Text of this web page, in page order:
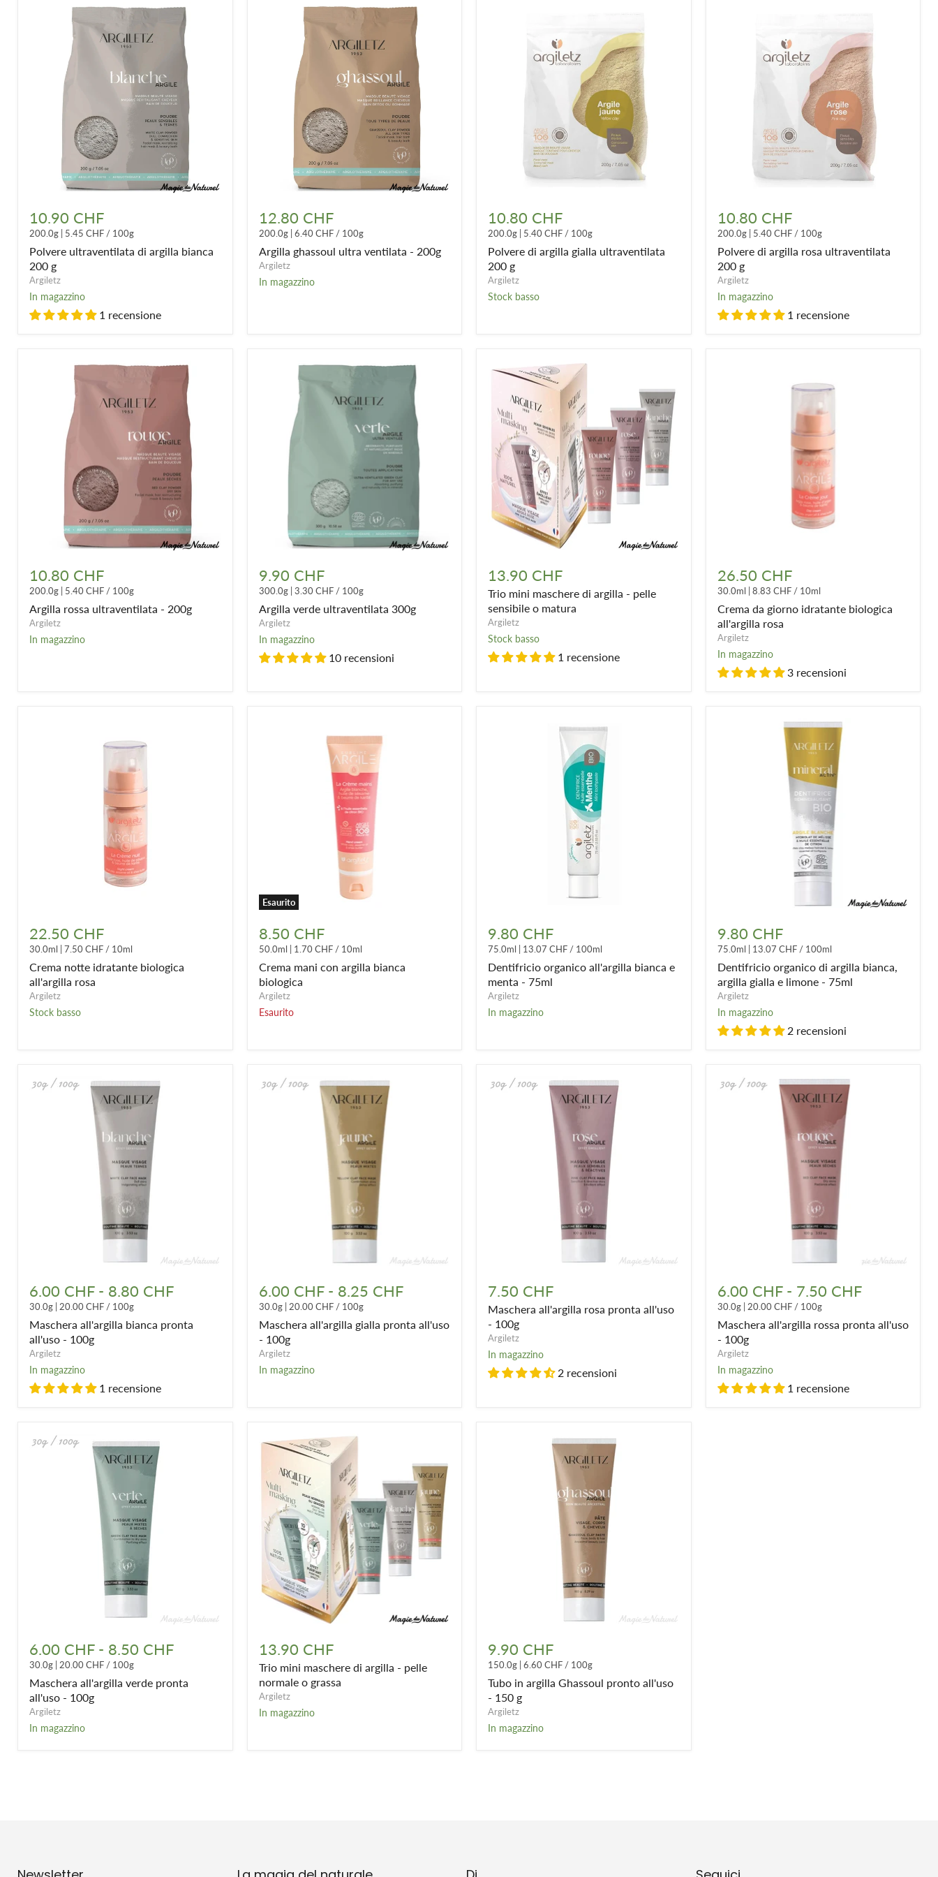
ultraventilata
di
argilla
bianca
200
g
10.90 CHF
200.0g | 5.45 CHF / 100g
Polvere ultraventilata di argilla bianca
200 g
Argiletz
In magazzino
1 recensione
ghassoul
ultra
ventilata
-
200g
12.80 CHF
200.0g| 6.40 CHF/ 100g
Argilla ghassoul ultra ventilata - 200g
Argiletz
In magazzino
di
argilla
gialla
ultraventilata
200
g
10.80 CHF
200.0g | 5.40 CHF / 100g
Polvere di argilla gialla ultraventilata
200 g
Argiletz
Stock basso
di
argilla
rosa
ultraventilata
200
g
10.80 CHF
200.0g| 5.40 CHF/ 100g
Polvere di argilla rosa ultraventilata
200 g
Argiletz
In magazzino
1 recensione
rossa
ultraventilata
-
200g
10.80 CHF
200.0g 5.40 CHF / 100g
Argilla rossa ultraventilata - 200g
Argiletz
In magazzino
verde
ultraventilata
300g
9.90 CHF
300.0g| 3.30 CHF/ 100g
Argilla verde ultraventilata 300g
Argiletz
In magazzino
10 recensioni
mini
maschere
di
argilla
-
pelle
sensibile
o
13.90 CHF
Trio mini maschere di argilla - pelle
sensibile o matura
Argiletz
Stock basso
1 recensione
da
giorno
idratante
biologica
all'argilla
rosa
26.50 CHF
30.0ml 8.83 CHF/ 10ml
Crema da giorno idratante biologica
all'argilla rosa
Argiletz
In magazzino
3 recensioni
notte
idratante
biologica
all'argilla
rosa
22.50 CHF
30.0ml | 7.50 CHF / 10ml
Crema notte idratante biologica
all'argilla rosa
Argiletz
Stock basso
Esaurito
mani
con
argilla
bianca
biologica
8.50 CHF
50.0ml | 1.70 CHF/ 10ml
Crema mani con argilla bianca
biologica
Argiletz
Esaurito
organico
all'argilla
bianca
e
menta
-
75ml
9.80 CHF
75.0ml | 13.07 CHF / 100ml
Dentifricio organico all'argilla bianca e
menta - 75ml
Argiletz
In magazzino
organico
di
argilla
bianca,
argilla
gialla
e
limone
-
75ml
9.80 CHF
75.0ml | 13.07 CHF/ 100ml
Dentifricio organico di argilla bianca,
argilla gialla e limone - 75ml
Argiletz
In magazzino
2 recensioni
all'argilla
bianca
pronta
all'uso
-
100g
6.00 CHF- 8.80 CHF
30.0g 20.00 CHF / 100g
Maschera all'argilla bianca pronta
all'uso - 100g
Argiletz
In magazzino
1 recensione
all'argilla
gialla
pronta
all'uso
100g
6.00 CHF- 8.25 CHF
30.0g| 20.00 CHF/ 100g
Maschera all'argilla gialla pronta all'uso
- 100g
Argiletz
In magazzino
all'argilla
rosa
pronta
all'uso
-
100g
7.50 CHF
Maschera all'argilla rosa pronta all'uso
- 100g
Argiletz
In magazzino
2 recensioni
all'argilla
rossa
pronta
all'uso
100g
6.00 CHF- 7.50 CHF
30.0g| 20.00 CHF/ 100g
Maschera all'argilla rossa pronta all'uso
- 100g
Argiletz
In magazzino
1 recensione
all'argilla
verde
pronta
all'uso
-
100g
6.00 CHF- 8.50 CHF
30.0g | 20.00 CHF / 100g
Maschera all'argilla verde pronta
all'uso - 100g
Argiletz
In magazzino
mini
maschere
di
argilla
-
pelle
normale
13.90 CHF
Trio mini maschere di argilla - pelle
normale o grassa
Argiletz
In magazzino
in
argilla
Ghassoul
pronto
all'uso
-
150
g
9.90 CHF
150.0g | 6.60 CHF / 100g
Tubo in argilla Ghassoul pronto all'uso
- 150 g
Argiletz
In magazzino